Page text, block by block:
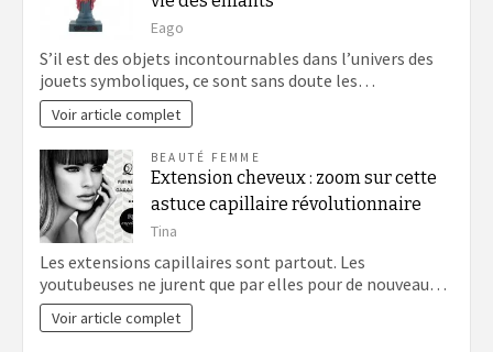
Eago
S’il est des objets incontournables dans l’univers des
jouets symboliques, ce sont sans doute les…
Voir article complet
BEAUTÉ FEMME
Extension cheveux : zoom sur cette
astuce capillaire révolutionnaire
Tina
Les extensions capillaires sont partout. Les
youtubeuses ne jurent que par elles pour de nouveau…
Voir article complet